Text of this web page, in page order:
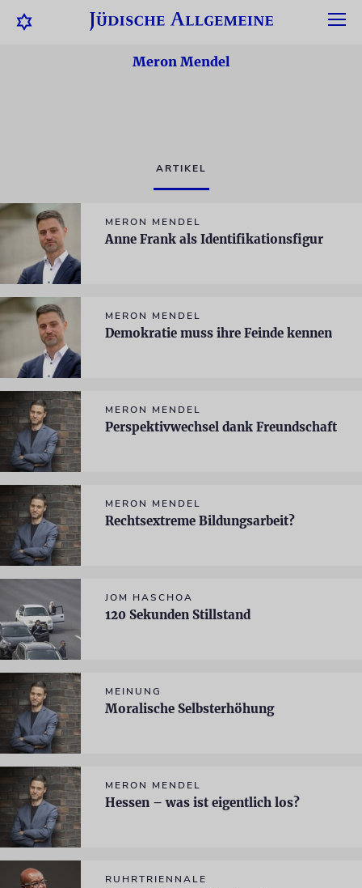
Meron Mendel
ARTIKEL
MERON MENDEL
Anne Frank als Identifikationsfigur
MERON MENDEL
Demokratie muss ihre Feinde kennen
MERON MENDEL
Perspektivwechsel dank Freundschaft
MERON MENDEL
Rechtsextreme Bildungsarbeit?
JOM HASCHOA
120 Sekunden Stillstand
MEINUNG
Moralische Selbsterhöhung
MERON MENDEL
Hessen – was ist eigentlich los?
RUHRTRIENNALE